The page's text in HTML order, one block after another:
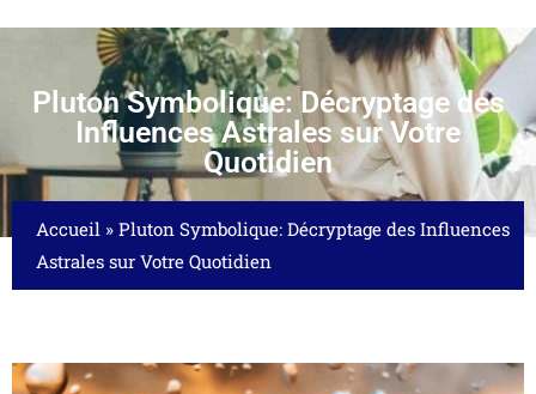
Pluton Symbolique: Décryptage des
Influences Astrales sur Votre
Quotidien
Accueil » Pluton Symbolique: Décryptage des Influences
Astrales sur Votre Quotidien